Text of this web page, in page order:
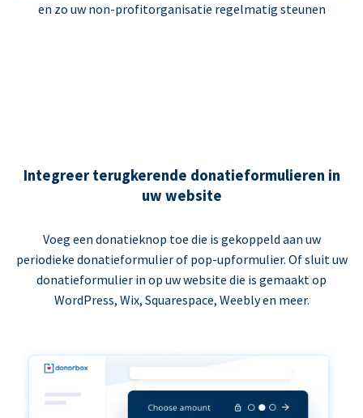
en zo uw non-profitorganisatie regelmatig steunen
Integreer terugkerende donatieformulieren in
uw website
Voeg een donatieknop toe die is gekoppeld aan uw
periodieke donatieformulier of pop-upformulier. Of sluit uw
donatieformulier in op uw website die is gemaakt op
WordPress, Wix, Squarespace, Weebly en meer.